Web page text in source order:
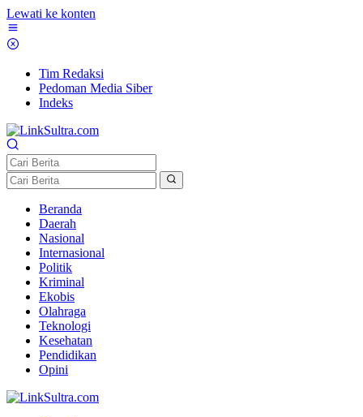
Lewati ke konten
Tim Redaksi
Pedoman Media Siber
Indeks
Beranda
Daerah
Nasional
Internasional
Politik
Kriminal
Ekobis
Olahraga
Teknologi
Kesehatan
Pendidikan
Opini